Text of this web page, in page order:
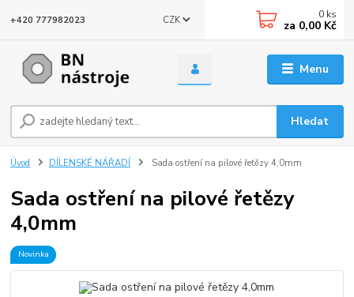
Menu
CZK
Hledat
+420 777982023 0 ks
za 0,00 Kč
Úvod DÍLENSKÉ NÁŘADÍ Sada ostření na pilové řetězy 4,0mm
Sada ostření na pilové řetězy
4,0mm
Novinka